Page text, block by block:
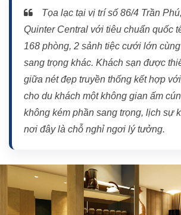
Tọa lạc tại vị trí số 86/4 Trần
Quinter Central với tiêu chuẩn quốc
168 phòng, 2 sảnh tiệc cưới lớn
sang trọng khác. Khách sạn được
giữa nét đẹp truyền thống kết hợp
cho du khách một không gian ấm
không kém phần sang trọng, lịch sự
nơi đây là chỗ nghỉ ngơi lý tưởng.